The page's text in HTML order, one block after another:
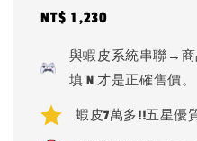
Regular
NT$ 1,230
與蝦皮系統串聯→商
填 N 才是正確售價。
蝦皮7萬多!!五星優